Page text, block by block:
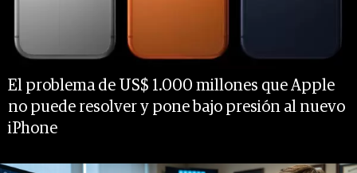
El problema de US$ 1.000 millones que Apple
no puede resolver y pone bajo presión al nuevo
iPhone